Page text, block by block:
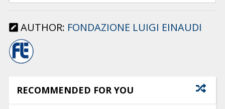
AUTHOR: FONDAZIONE LUIGI EINAUDI
RECOMMENDED FOR YOU